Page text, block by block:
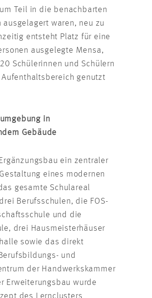
Teil in die benachbarten
ausgelagert waren, neu zu
entsteht Platz für eine
ausgelegte Mensa,
Schülerinnen und Schülern
genutzt
in
Gebäude
ein zentraler
eines modernen
gesamte Schulareal
Berufsschulen, die FOS-
und die
drei Hausmeisterhäuser
sowie das direkt
und
der Handwerkskammer
Erweiterungsbau wurde
des Lernclusters